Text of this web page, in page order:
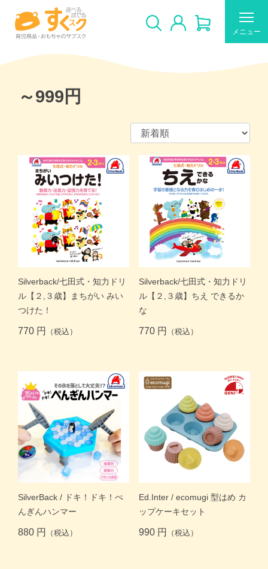
メニュー
すくスクのご利用について
新着商品 おすすめ
ギフトカードの使い方
すくスクご利用ガイド
お問い合わせ
月齢・年齢別
～999円
Silverback/七田式・知力ドリ
ル【２,３歳】まちがい みい
つけた！
770 円 （税込）
Silverback/七田式・知力ドリ
ル【２,３歳】ちえ できるか
な
770 円 （税込）
SilverBack / ドキ！ドキ！ぺ
んぎんハンマー
880 円 （税込）
Ed.Inter / ecomugi 型はめ カ
ップケーキセット
990 円 （税込）